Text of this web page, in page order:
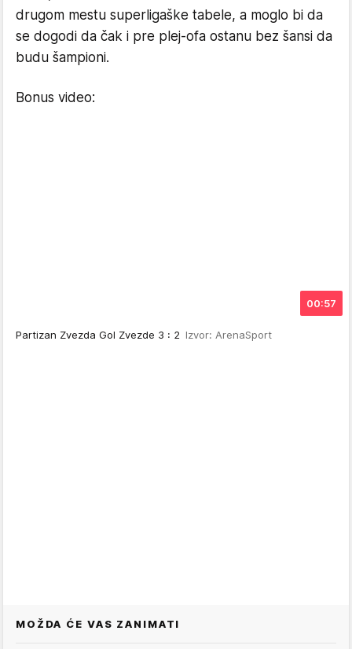
drugom mestu superligaške tabele, a moglo bi da
se dogodi da čak i pre plej-ofa ostanu bez šansi da
budu šampioni.
Bonus video:
00:57
Partizan Zvezda Gol Zvezde 3 : 2 Izvor: ArenaSport
MOŽDA ĆE VAS ZANIMATI